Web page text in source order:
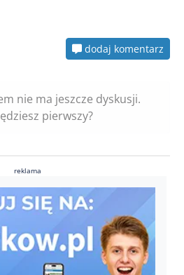
dodaj komentarz
nie ma jeszcze dyskusji.
pierwszy?
reklama